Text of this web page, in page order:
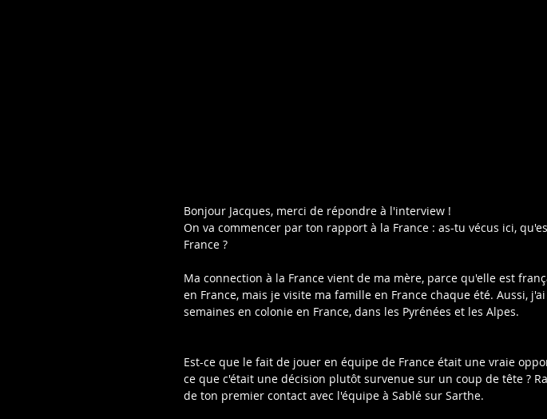
Bonjour Jacques, merci de répondre à l'interview !
On va commencer par ton rapport à la France : as-tu vécus ici,
France ?
Ma connection à la France vient de ma mère, parce qu'elle est
en France, mais je visite ma famille en France chaque été. Aussi,
semaines en colonie en France, dans les Pyrénées et les Alpes.
Est-ce que le fait de jouer en équipe de France était une vraie
ce que c'était une décision plutôt survenue sur un coup de tête ?
de ton premier contact avec l'équipe à Sablé sur Sarthe.